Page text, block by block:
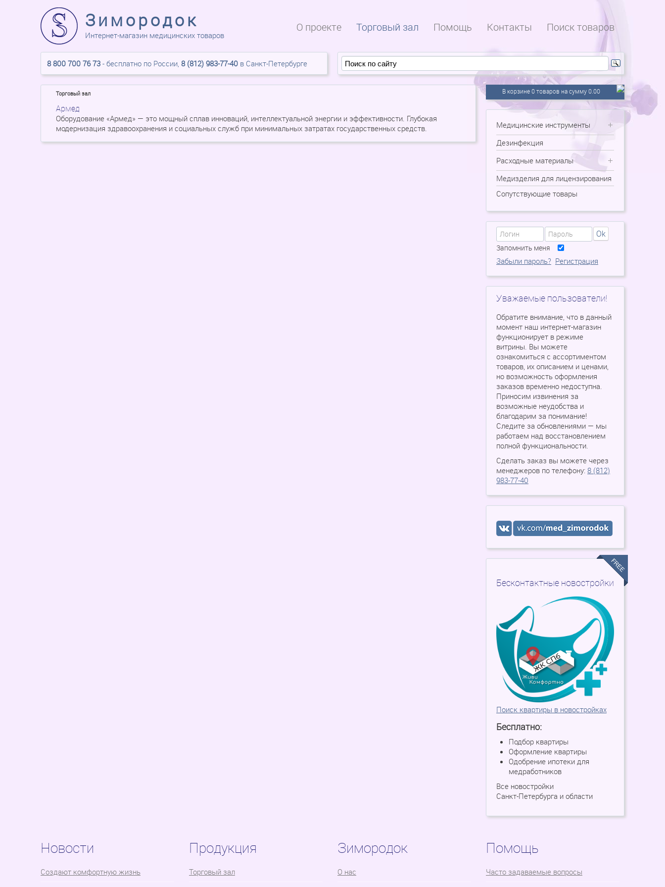
Зимородок
Интернет-магазин медицинских товаров
О проекте Торговый зал Помощь Контакты Поиск товаров
8 800 700 76 73 - бесплатно по России, 8 (812) 983-77-40 в Санкт-Петербурге
Торговый зал
Армед
Оборудование «Армед» — это мощный сплав инноваций, интеллектуальной энергии и эффективности. Глубокая
модернизация здравоохранения и социальных служб при минимальных затратах государственных средств.
В корзине 0 товаров на сумму 0.00
Медицинские инструменты
Дезинфекция
Расходные материалы
Медизделия для лицензирования
Сопутствующие товары
Ok
Запомнить меня
Забыли пароль? Регистрация
Уважаемые пользователи!
Обратите внимание, что в данный
момент наш интернет-магазин
функционирует в режиме
витрины. Вы можете
ознакомиться с ассортиментом
товаров, их описанием и ценами,
но возможность оформления
заказов временно недоступна.
Приносим извинения за
возможные неудобства и
благодарим за понимание!
Следите за обновлениями — мы
работаем над восстановлением
полной функциональности.
Сделать заказ вы можете через
менеджеров по телефону: 8 (812)
983-77-40
Бесконтактные новостройки
Поиск квартиры в новостройках
Бесплатно:
Подбор квартиры
Оформление квартиры
Одобрение ипотеки для
медработников
Все новостройки
Санкт-Петербурга и области
Новости
Cоздают комфортную жизнь
Продукция
Торговый зал
Зимородок
О нас
Помощь
Часто задаваемые вопросы